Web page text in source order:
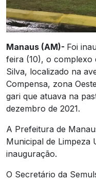
Manaus (AM)- Foi
feira (10), o complexo
Silva, localizado na
Compensa, zona
gari que atuava na
dezembro de 2021.
A Prefeitura de
Municipal de Limpeza
inauguração.
O Secretário da